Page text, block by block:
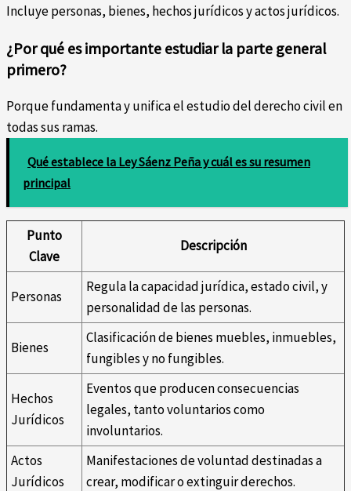
Incluye personas, bienes, hechos jurídicos y actos jurídicos.
¿Por qué es importante estudiar la parte general
primero?
Porque fundamenta y unifica el estudio del derecho civil en
todas sus ramas.
Qué establece la Ley Sáenz Peña y cuál es su resumen
principal
Punto
Clave
Descripción
Personas
Regula la capacidad jurídica, estado civil, y
personalidad de las personas.
Bienes
Clasificación de bienes muebles, inmuebles,
fungibles y no fungibles.
Hechos
Jurídicos
Eventos que producen consecuencias
legales, tanto voluntarios como
involuntarios.
Actos
Jurídicos
Manifestaciones de voluntad destinadas a
crear, modificar o extinguir derechos.